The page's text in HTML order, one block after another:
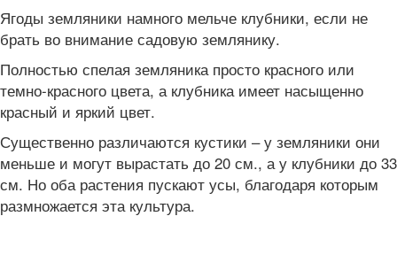
Ягоды земляники намного мельче клубники, если не
брать во внимание садовую землянику.
Полностью спелая земляника просто красного или
темно-красного цвета, а клубника имеет насыщенно
красный и яркий цвет.
Существенно различаются кустики – у земляники они
меньше и могут вырастать до 20 см., а у клубники до 33
см. Но оба растения пускают усы, благодаря которым
размножается эта культура.